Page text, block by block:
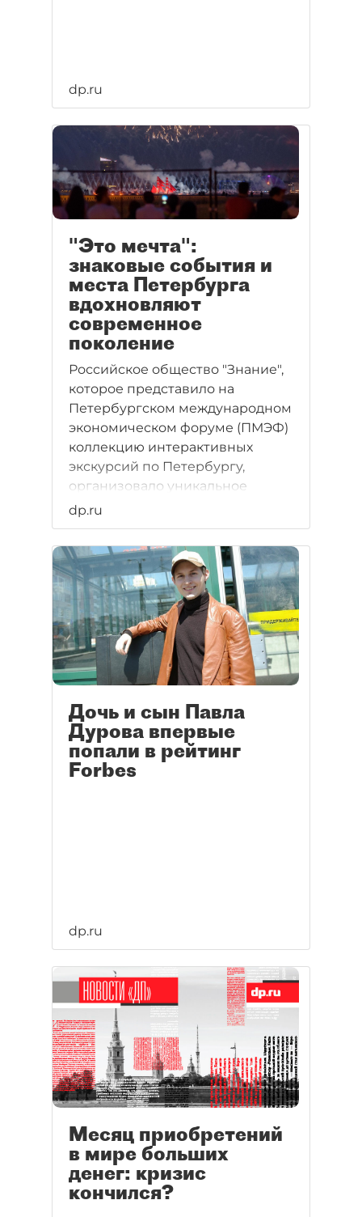
dp.ru
"Это мечта":
знаковые события и
места Петербурга
вдохновляют
современное
поколение
Российское общество "Знание",
которое представило на
Петербургском международном
экономическом форуме (ПМЭФ)
коллекцию интерактивных
экскурсий по Петербургу,
организовало уникальное
мероприятие для школьников
8–11 классов из разных регионов
России. Они ознакомились с
масштабными проектами:
праздником выпускников "Алые
Паруса" и автодромом "Игора
Драйв".
dp.ru
Дочь и сын Павла
Дурова впервые
попали в рейтинг
Forbes
dp.ru
Месяц приобретений
в мире больших
денег: кризис
кончился?